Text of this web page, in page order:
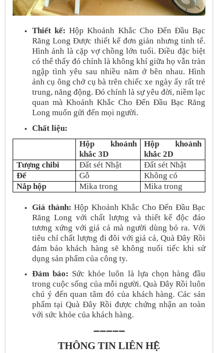
Thiết kế:Hộp Khoảnh Khắc Cho Đến Đầu Bạc
Răng Long Được thiết kế đơn giản nhưng tinh tế.
Hình ảnh là cặp vợ chồng lớn tuổi. Điều đặc biệt
có thể thấy đó chính là không khí giữa họ vẫn tràn
ngập tình yêu sau nhiều năm ở bên nhau. Hình
ảnh cụ ông chở cụ bà trên chiếc xe ngày ấy rất trẻ
trung, năng động. Đó chính là sự yêu đời, niềm lạc
quan mà Khoảnh Khắc Cho Đến Đầu Bạc Răng
Long muốn gửi đến mọi người.
Chất liệu:
Hộp khoảnh
khắc 3D
Hộp khoảnh
khắc 2D
Tượng chibi
Đất sét Nhật
Đất sét Nhật
Đế
Gỗ
Không có
Nắp hộp
Mika trong Mika trong
Giá thành: Hộp Khoảnh Khắc Cho Đến Đầu Bạc
Răng Long với chất lượng và thiết kế độc đáo
tương xứng với giá cả mà người dùng bỏ ra. Với
tiêu chí chất lượng đi đôi với giá cả, Quà Đây Rồi
đảm bảo khách hàng sẽ không nuối tiếc khi sử
dụng sản phẩm của công ty.
Đảm bảo: Sức khỏe luôn là lựa chọn hàng đầu
trong cuộc sống của mỗi người. Quà Đây Rồi luôn
chú ý đến quan tâm đó của khách hàng. Các sản
phẩm tại Quà Đây Rồi được chứng nhận an toàn
với sức khỏe của khách hàng.
➖➖➖➖➖
THÔNG TIN LIÊN HỆ